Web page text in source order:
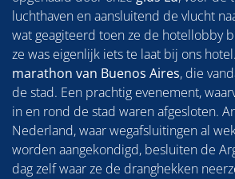
luchthaven en aansluitend de vlucht
wat geagiteerd toen ze de hotellobby
ze was eigenlijk iets te laat bij ons
marathon van Buenos Aires, die
de stad. Een prachtig evenement,
in en rond de stad waren afgesloten.
Nederland, waar wegafsluitingen al
worden aangekondigd, besluiten de
dag zelf waar ze de dranghekken